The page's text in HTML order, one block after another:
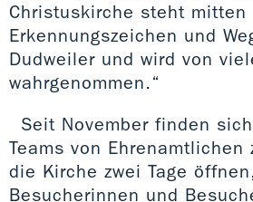
Christuskirche steht
Erkennungszeichen und
Dudweiler und wird von
wahrgenommen.“
Seit November finden
Teams von Ehrenamtlichen
die Kirche zwei Tage
Besucherinnen und